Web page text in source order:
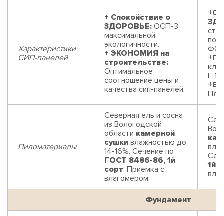
Характеристики
СИП-панелей
+ Спокойствие о
ЗДОРОВЬЕ: ОСП-3
максимальной
экологичности.
+ ЭКОНОМИЯ на
строительстве:
Оптимальное
соотношение цены и
качества сип-панелей.
Г-1
Пиломатериалы
Северная ель и сосна
из Вологодской
области камерной
сушки влажностью до
14-16%. Сечение по
ГОСТ 8486-86, 1й
сорт. Приемка с
влагомером.
1й
Фундамент